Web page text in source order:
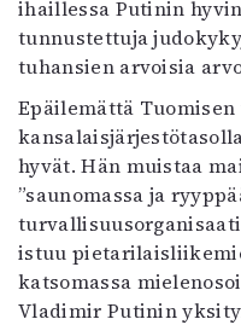
5/
ihaillessa Putinin
tunnustettuja
tuhansien arvoisia
Epäilemättä
hyvät. Hän muistaa
”saunomassa ja
istuu
katsomassa
Vladimir Putinin